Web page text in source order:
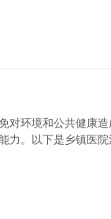
对环境和公共健康
力。以下是乡镇医